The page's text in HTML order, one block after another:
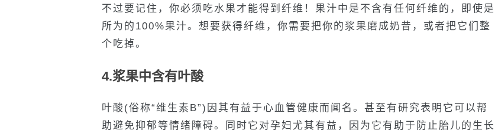
不过要记住，你必须吃水果才能得到纤维！果汁中是不含有任何纤维的，即使是
所为的100%果汁。想要获得纤维，你需要把你的浆果磨成奶昔，或者把它们整
个吃掉。
4.浆果中含有叶酸
叶酸(俗称“维生素B”)因其有益于心血管健康而闻名。甚至有研究表明它可以帮
助避免抑郁等情绪障碍。同时它对孕妇尤其有益，因为它有助于防止胎儿的生长